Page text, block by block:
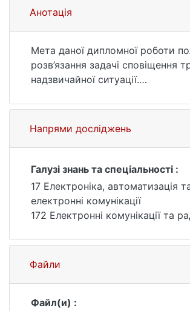
комунікації. Київ, 2022. 52 с. URL:
https://ir.library.knu.ua/handle/
Анотація
Мета даної дипломної роботи
розв’язання задачі сповіщення
надзвичайної ситуації.
системи. Виконано
інформаційної системи
надзвичайної ситуації та її
налаштування датчиків та
керування девайсами через
Monitor.
Напрями досліджень
Галузі знань та спеціальності :
17 Електроніка, автоматизація
електронні комунікації
172 Електронні комунікації та
Файли
Файл(и) :